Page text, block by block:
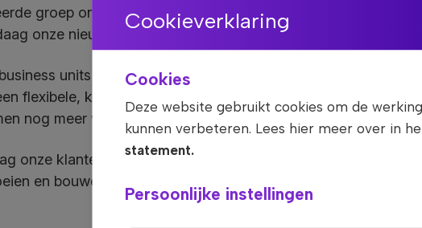
Cookieverklaring
Cookies
Deze website gebruikt cookies om de
kunnen verbeteren. Lees hier meer over in
statement.
Persoonlijke instellingen
groep onder één merkidentiteit en een gedeelde ambitie
onze nieuwe merkidentiteit en vernieuwde websites voor te
units heen delen we dezelfde fundamenten:
flexibele, klantgerichte aanpak. Elke entiteit behoudt
nog meer waarde creëren voor onze klanten, partners en
onze klanten en ons team oprecht bedanken voor het
en bouwen we verder aan een sterke toekomst.